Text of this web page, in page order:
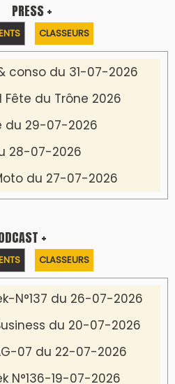
PRESS +
CLASSEURS
conso du 31-07-2026
du Trône 2026
du 29-07-2026
28-07-2026
du 27-07-2026
+
CLASSEURS
N°137 du 26-07-2026
du 20-07-2026
07 du 22-07-2026
N°136-19-07-2026